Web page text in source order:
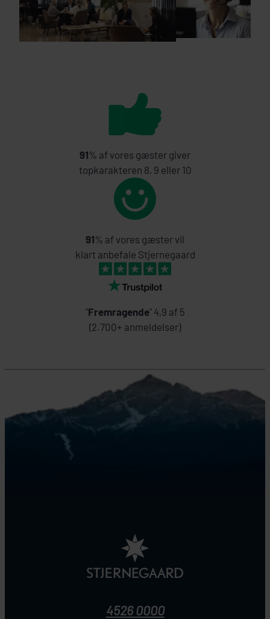
91% af vores gæster giver
topkarakteren 8, 9 eller 10
91% af vores gæster vil
klart anbefale Stjernegaard
"Fremragende" 4,9 af 5
(2.700+ anmeldelser)
4526 0000